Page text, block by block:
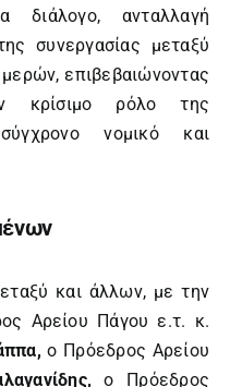
διάλογο, ανταλλαγή
συνεργασίας μεταξύ
επιβεβαιώνοντας
κρίσιμο ρόλο της
νομικό και
και άλλων, με την
Αρείου Πάγου ε.τ. κ.
ο Πρόεδρος Αρείου
ο Πρόεδρος